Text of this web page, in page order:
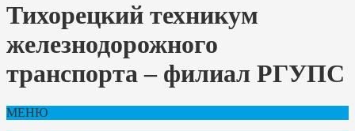
Тихорецкий техникум
железнодорожного
транспорта – филиал РГУПС
МЕНЮ